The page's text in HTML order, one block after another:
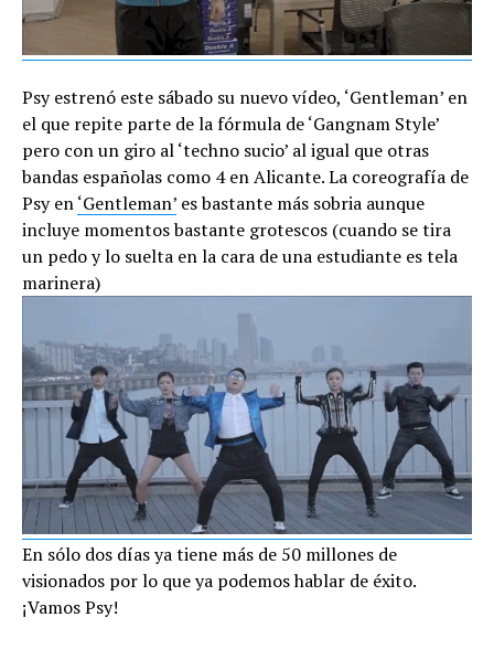
Psy estrenó este sábado su nuevo vídeo, ‘Gentleman’ en
el que repite parte de la fórmula de ‘Gangnam Style’
pero con un giro al ‘techno sucio’ al igual que otras
bandas españolas como 4 en Alicante. La coreografía de
Psy en‘Gentleman’ es bastante más sobria aunque
incluye momentos bastante grotescos (cuando se tira
un pedo y lo suelta en la cara de una estudiante es tela
marinera)
En sólo dos días ya tiene más de 50 millones de
visionados por lo que ya podemos hablar de éxito.
¡Vamos Psy!